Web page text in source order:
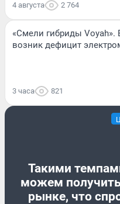
4 августа 2 764
«Смели гибриды Voyah».
возник дефицит
3 часа 821
Такими
можем
рынке, что